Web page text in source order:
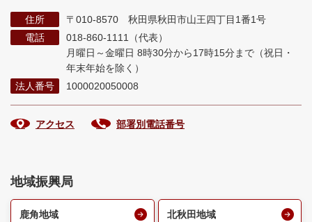
住所
〒010-8570 秋田県秋田市山王四丁目1番1号
電話
018-860-1111（代表）
月曜日～金曜日 8時30分から17時15分まで （祝日・
年末年始を除く）
法人番号
1000020050008
アクセス 部署別電話番号
地域振興局
鹿角地域 北秋田地域